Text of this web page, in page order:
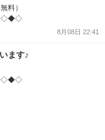
料）
8月08日 22:41
ます♪